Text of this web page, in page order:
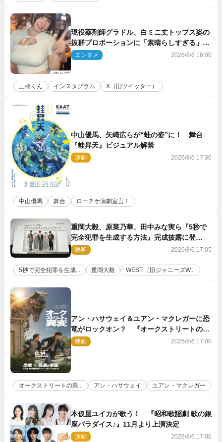
現役薬剤師グラドル、白ミニ丈トップス姿の
抜群プロポーションに「素晴らしすぎる」
「すっっっご！」とネット絶賛
エンタメ 2026/8/6 18:00
三橋くん インスタグラム X（旧ツイッター）
中山優馬、矢崎広らが“蛙の姿”に！ 舞台
『蛙昇天』ビジュアル解禁
演劇 2026/8/6 17:30
中山優馬 舞台 ローチケ演劇宣言！
重岡大毅、原菜乃華、田中みな実ら『5秒で
完全犯罪を生成する方法』完成披露に登
壇！ それぞれのAI活用術も発表
映画 2026/8/6 17:05
5秒で完全犯罪を生成... 重岡大毅 WEST.（旧ジャニーズW...
アン・ハサウェイ＆ユアン・マクレガーに恐
竜がロックオン？ 『オークストリートの異
変』新ビジュアル＆本編映像初解禁
映画 2026/8/6 17:00
オークストリートの異... アン・ハサウェイ ユアン・マクレガー
本仮屋ユイカが歌う！ 『昭和歌謡劇 歌の銀
座パラダイス♪』11月より上演決定
演劇 2026/8/6 17:00